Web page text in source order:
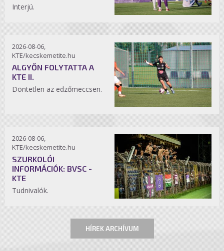
Interjú.
2026-08-06,
KTE/kecskemetite.hu
ALGYŐN FOLYTATTA A
KTE II.
Döntetlen az edzőmeccsen.
2026-08-06,
KTE/kecskemetite.hu
SZURKOLÓI
INFORMÁCIÓK: BVSC -
KTE
Tudnivalók.
HÍREK ARCHÍVUM